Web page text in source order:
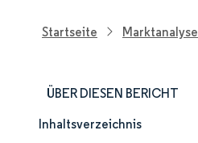
Startseite Marktanalyse
ÜBER DIESEN BERICHT
Marktgröße und -anteil
Inhaltsverzeichnis